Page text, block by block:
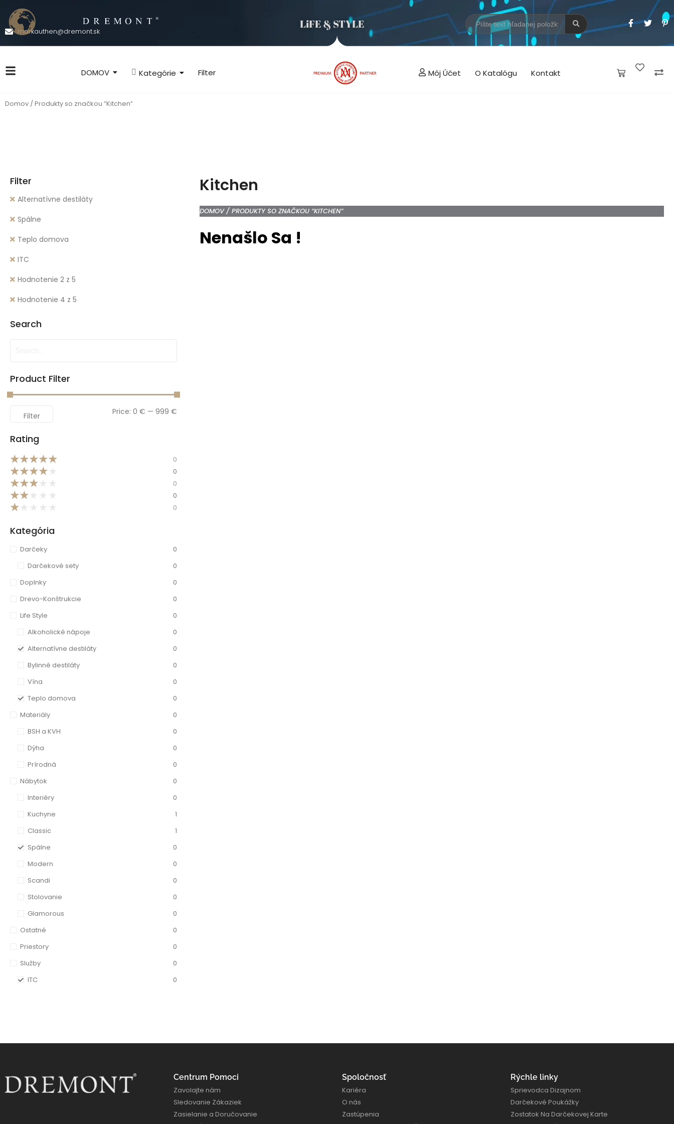
markauthen@dremont.sk
LiFE & STYLE
DOMOV Kategórie Filter Môj Účet O Katalógu Kontakt
Domov / Produkty so značkou “Kitchen”
Filter
Alternatívne destiláty
Spálne
Teplo domova
ITC
Hodnotenie 2 z 5
Hodnotenie 4 z 5
Search
Product Filter
Filter Price:0 € —999 €
Rating
★★★★★ 0
★★★★ 0
★★★ 0
★★ 0
★ 0
Kategória
Darčeky
0
Darčekové sety
0
Doplnky
0
Drevo-Konštrukcie
0
Life Style
0
Alkoholické nápoje
0
Alternatívne destiláty
0
Bylinné destiláty
0
Vína
0
Teplo domova
0
Materiály
0
BSH a KVH
0
Dýha
0
Prírodná
0
Nábytok
0
Interiéry
0
Kuchyne
1
Classic
1
Spálne
0
Modern
0
Scandi
0
Stolovanie
0
Glamorous
0
Ostatné
0
Priestory
0
Služby
0
ITC
0
Kitchen
DOMOV/ PRODUKTY SO ZNAČKOU “KITCHEN”
Nenašlo Sa !
Centrum Pomoci
Zavolajte nám
Sledovanie Zákaziek
Zasielanie a Doručovanie
Spoločnosť
Kariéra
O nás
Zastúpenia
Rýchle linky
Sprievodca Dizajnom
Darčekové Poukážky
Zostatok Na Darčekovej Karte